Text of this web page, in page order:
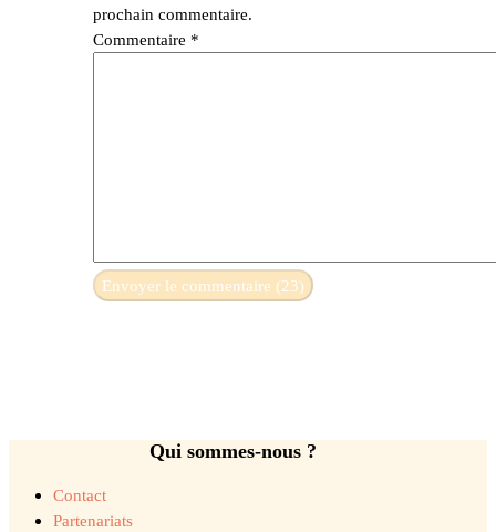
prochain commentaire.
Commentaire *
Qui sommes-nous ?
Contact
Partenariats